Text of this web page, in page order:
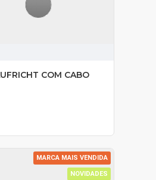
COM CABO
NOVIDADES
MARCA MAIS VENDIDA